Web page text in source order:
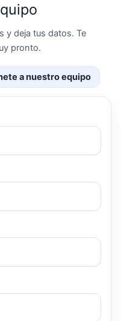
y deja tus datos. Te
pronto.
a nuestro equipo